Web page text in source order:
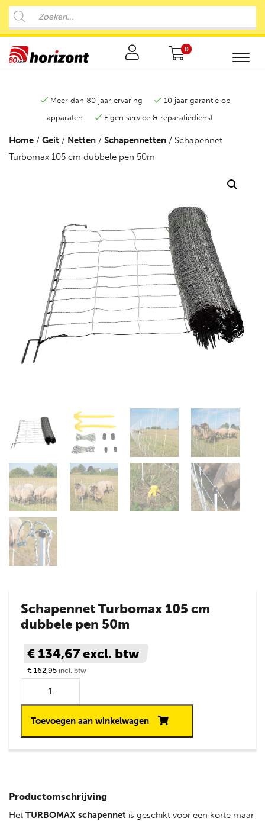
0
Meer dan 80 jaar ervaring
10 jaar garantie op
apparaten
Eigen service & reparatiedienst
Home / Geit / Netten / Schapennetten / Schapennet
Turbomax 105 cm dubbele pen 50m
Schapennet Turbomax 105 cm
dubbele pen 50m
€ 134,67excl. btw
€ 162,95 incl. btw
Toevoegen aan winkelwagen
Productomschrijving
Het TURBOMAX schapennet is geschikt voor een korte maar